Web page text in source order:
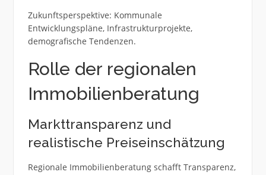
Zukunftsperspektive: Kommunale
Entwicklungspläne, Infrastrukturprojekte,
demografische Tendenzen.
Rolle der regionalen
Immobilienberatung
Markttransparenz und
realistische Preiseinschätzung
Regionale Immobilienberatung schafft Transparenz,